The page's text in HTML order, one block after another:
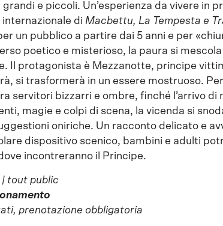
grandi e piccoli. Un’esperienza da vivere in
internazionale di Macbettu, La Tempesta e
un pubblico a partire dai 5 anni e per
poetico e misterioso, la paura si
Il protagonista è Mezzanotte, principe
si trasformerà in un essere mostruoso.
servitori bizzarri e ombre, finché l’arrivo di
magie e colpi di scena, la vicenda si
oniriche. Un racconto delicato e
dispositivo scenico, bambini e adulti
incontreranno il Principe.
| tout public
prenotazione obbligatoria